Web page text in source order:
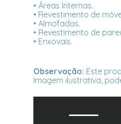
• Áreas Internas.
• Revestimento de
• Almofadas.
• Revestimento de
• Enxovais.
Observação: Este
Imagem ilustrativa,